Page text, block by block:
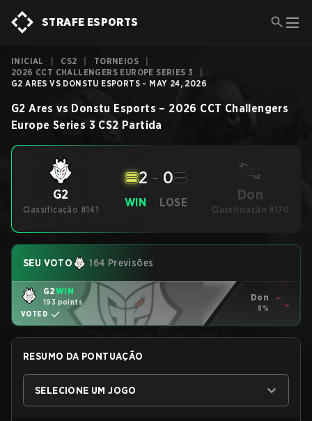
STRAFE ESPORTS
INICIAL CS2 TORNEIOS
2026 CCT CHALLENGERS EUROPE SERIES 3
G2 ARES VS DONSTU ESPORTS - MAY 24, 2026
G2 Ares vs Donstu Esports – 2026 CCT Challengers
Europe Series 3 CS2 Partida
G2
Classificação #141
WIN
2 - 0
LOSE Don
Classificação #170
SEU VOTO 164 Previsões
G2WIN
193 points
VOTED
Don
8%
RESUMO DA PONTUAÇÃO
SELECIONE UM JOGO